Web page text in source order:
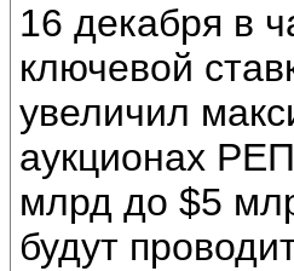
16 декабря в
ключевой
увеличил
аукционах
млрд до $5
будут